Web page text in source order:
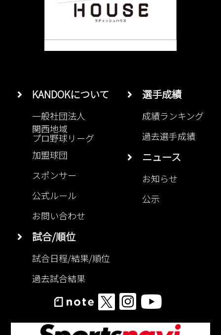
KANDOKについて
一般社団法人
関西地域
プロ野球リーグ
加盟球団
スポンサー
公式ルール
お問い合わせ
試合/順位
試合日程/結果/順位
過去試合結果
選手成績
成績ランキング
過去選手成績
ニュース
お知らせ
公示